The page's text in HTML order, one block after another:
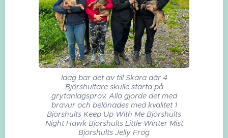
Idag bar det av till Skara där 4
Björshultare skulle starta på
grytanlagsprov. Alla gjorde det med
bravur och belönades med kvalitet 1
Björshults Keep Up With Me Björshults
Night Hawk Björshults Little Winter Mist
Björshults Jelly Frog